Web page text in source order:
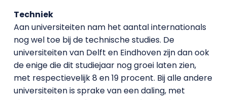
Techniek
Aan universiteiten nam het aantal internationals
nog wel toe bij de technische studies. De
universiteiten van Delft en Eindhoven zijn dan ook
de enige die dit studiejaar nog groei laten zien,
met respectievelijk 8 en 19 procent. Bij alle andere
universiteiten is sprake van een daling, met